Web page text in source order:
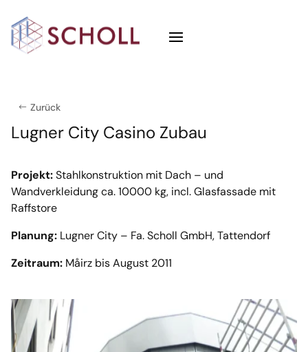
Zurück
Lugner City Casino Zubau
Projekt:Stahlkonstruktion mit Dach – und
Wandverkleidung ca. 10000 kg, incl. Glasfassade mit
Raffstore
Planung: Lugner City – Fa. Scholl GmbH, Tattendorf
Zeitraum: Måirz bis August 2011